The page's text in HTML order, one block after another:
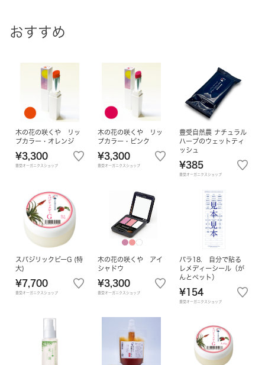
おすすめ
木の花の咲くや リッ
プカラー・オレンジ
¥3,300
豊受オーガニクスショップ
木の花の咲くや リッ
プカラー・ピンク
¥3,300
豊受オーガニクスショップ
豊受自然農 ナチュラル
ハーブのウェットティ
ッシュ
¥385
豊受オーガニクスショップ
スパジリックビーG (特
大)
¥7,700
豊受オーガニクスショップ
木の花の咲くや アイ
シャドウ
¥3,300
豊受オーガニクスショップ
バラ18. 自分で貼る
レメディーシール（が
んとペット）
¥154
豊受オーガニクスショップ